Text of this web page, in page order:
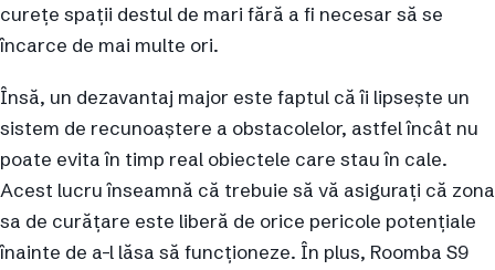
curețe spații destul de mari fără a fi necesar să se
încarce de mai multe ori.
Însă, un dezavantaj major este faptul că îi lipsește un
sistem de recunoaștere a obstacolelor, astfel încât nu
poate evita în timp real obiectele care stau în cale.
Acest lucru înseamnă că trebuie să vă asigurați că zona
sa de curățare este liberă de orice pericole potențiale
înainte de a-l lăsa să funcționeze. În plus, Roomba S9